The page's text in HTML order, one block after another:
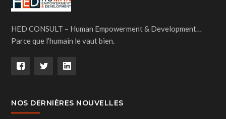
HED CONSULT – Human Empowerment & Development…
Parce que l’humain le vaut bien.
NOS DERNIÈRES NOUVELLES